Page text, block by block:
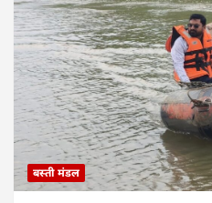
बस्ती मंडल